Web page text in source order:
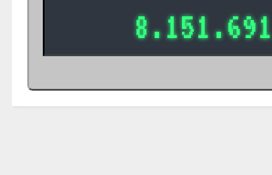
8.151.691